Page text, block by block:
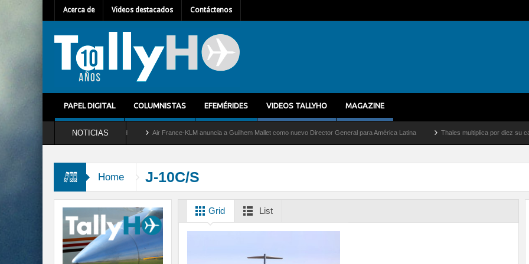
Acerca de Videos destacados Contáctenos
PAPEL DIGITAL COLUMNISTAS EFEMÉRIDES VIDEOS TALLYHO MAGAZINE
NOTICIAS
del servicio al C-2 Greyhound Air France-KLM anuncia a Guilhem Mallet como nuevo Director General para América Latina Thales multiplica por diez su
Home J-10C/S
Grid List